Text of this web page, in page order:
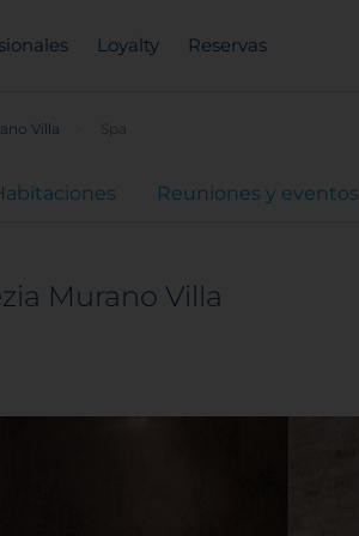
Loyalty Reservas
Villa Spa
Reuniones y eventos
Murano Villa